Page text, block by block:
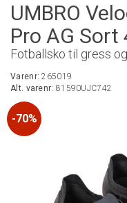
UMBRO
Pro AG Sort
Fotballsko til gress
Varenr:265019
Alt. varenr: 81590UJC742
70%